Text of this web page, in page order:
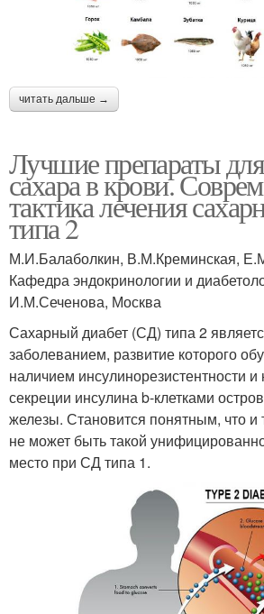
читать дальше →
Лучшие препараты
сахара в крови.
тактика лечения
типа 2
М.И.Балаболкин, В.М.Креминская,
Кафедра эндокринологии и
И.М.Сеченова, Москва
Сахарный диабет (СД) типа 2
заболеванием, развитие которого
наличием инсулинорезистентности
секреции инсулина b-клетками
железы. Становится понятным, что
не может быть такой
место при СД типа 1.